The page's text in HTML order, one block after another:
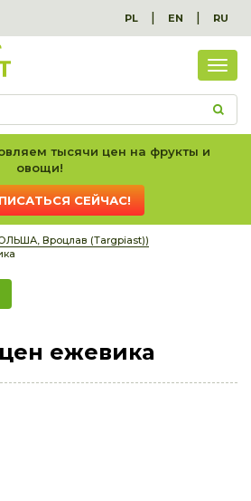
PL | EN | RU
вес
тысячи цен на фрукты и
овощи!
СЕЙЧАС!
Вроцлав (Targpiast))
ежевика